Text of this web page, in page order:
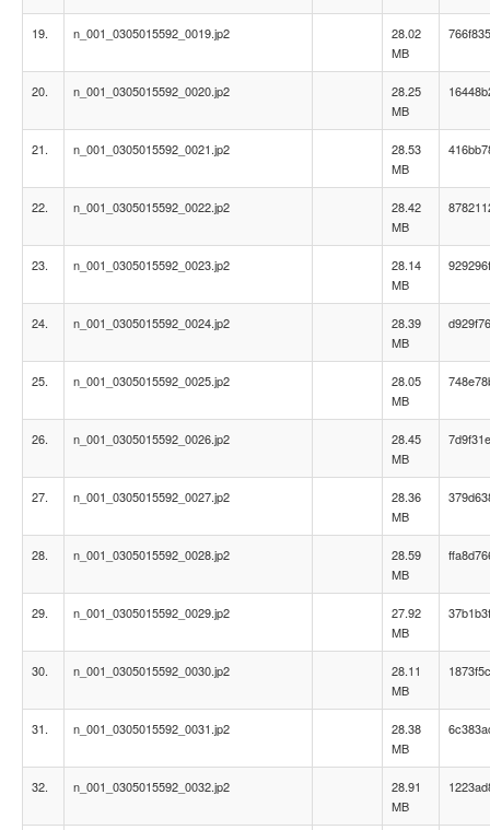
19. n_001_0305015592_0019.jp2
28.02
MB
20. n_001_0305015592_0020.jp2
28.25
MB
21. n_001_0305015592_0021.jp2
28.53
MB
22. n_001_0305015592_0022.jp2
28.42
MB
23. n_001_0305015592_0023.jp2
28.14
MB
24. n_001_0305015592_0024.jp2
28.39
MB
25. n_001_0305015592_0025.jp2
28.05
MB
26. n_001_0305015592_0026.jp2
28.45
MB
27. n_001_0305015592_0027.jp2
28.36
MB
28. n_001_0305015592_0028.jp2
28.59
MB
29. n_001_0305015592_0029.jp2
27.92
MB
30. n_001_0305015592_0030.jp2
28.11
MB
31. n_001_0305015592_0031.jp2
28.38
MB
32. n_001_0305015592_0032.jp2
28.91
MB